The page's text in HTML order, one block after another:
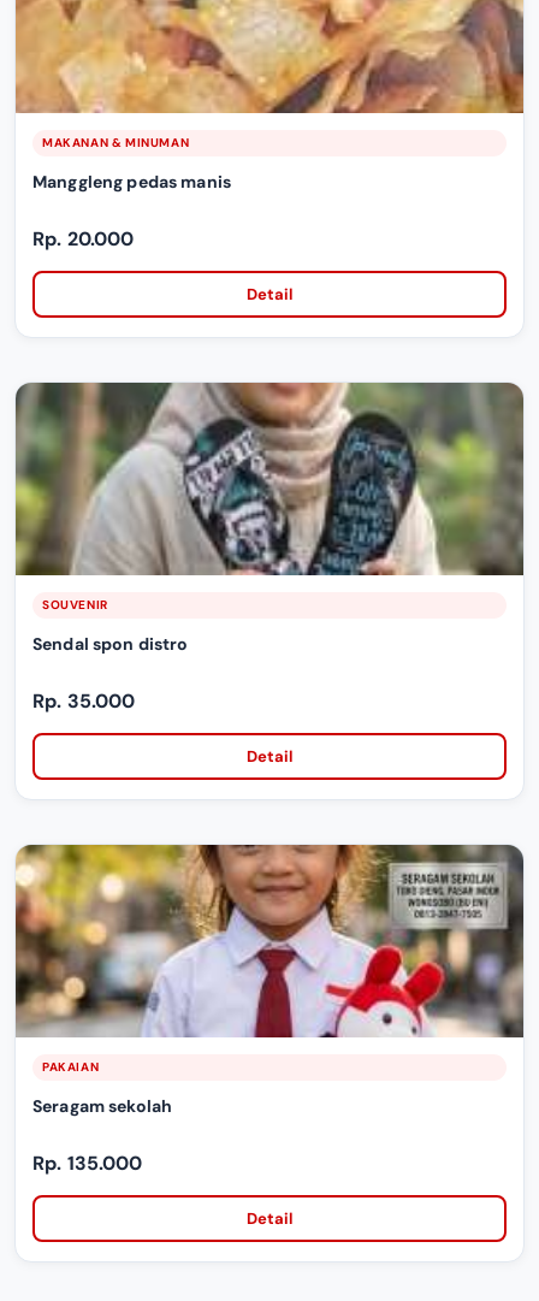
MAKANAN & MINUMAN
Manggleng pedas manis
Rp. 20.000
Detail
SOUVENIR
Sendal spon distro
Rp. 35.000
Detail
PAKAIAN
Seragam sekolah
Rp. 135.000
Detail